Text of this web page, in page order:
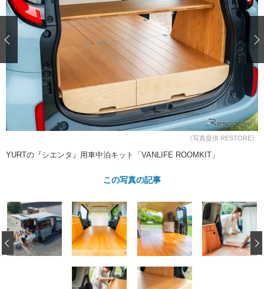
注目の記事
ショップレポート
自動車豆知識 ストップ！不具合修理＆粗悪修理
鈑金・塗装
ディテイリング
ディテイリング 洗車
ヘッドライト磨き
フィルム・ラッピング
鈑金・塗装
小キズ直し
特集記事
ストップ 不具合修理＆粗悪修理
カーメーカー「旧車」関連プロジェ
クト
ショップ紹介
ショップレポート プロショップ検索
レストア
カーメーカー「旧車」関連プロジ
コラム
イベント
《写真提供 RESTORE》
YURTの『シエンタ』用車中泊キット「VANLIFE ROOMKIT」
この写真の記事
‹